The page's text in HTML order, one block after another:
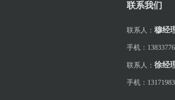
联系我们
联系人： 穆经
手机：
联系人： 徐经
手机：